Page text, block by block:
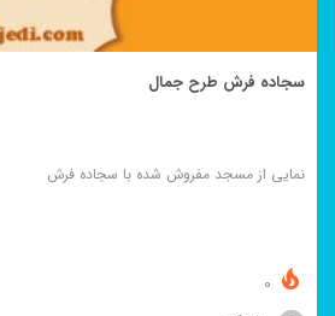
سجاده فرش طرح جمال
نمایی از مسجد مفروش شده با سجاده فرش